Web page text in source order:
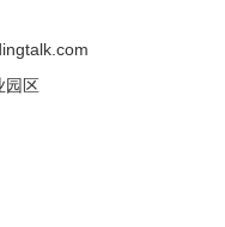
园区